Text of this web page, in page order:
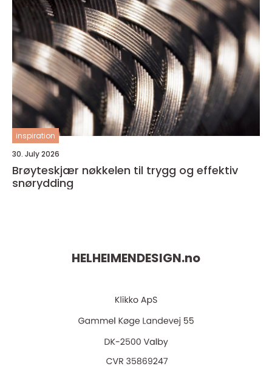
inspiration
30. July 2026
Brøyteskjær nøkkelen til trygg og effektiv
snørydding
HELHEIMENDESIGN.no